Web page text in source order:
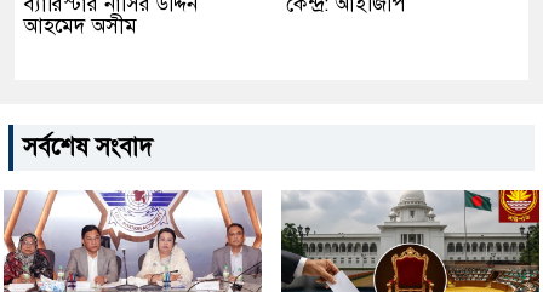
আহমেদ অসীম
সর্বশেষ সংবাদ